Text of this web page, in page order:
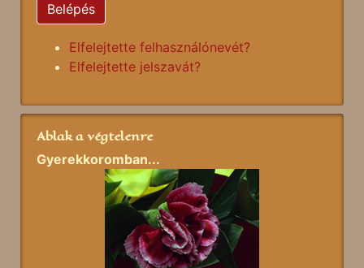
Belépés
Elfelejtette felhasználónevét?
Elfelejtette jelszavát?
Ablak a végtelenre
Gyerekkoromban...